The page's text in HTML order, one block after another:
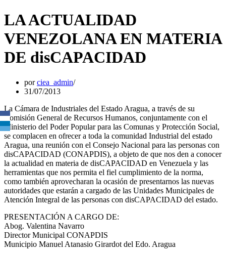
LA ACTUALIDAD
VENEZOLANA EN MATERIA
DE disCAPACIDAD
porciea_admin
31/07/2013
La Cámara de Industriales del Estado Aragua, a través de su
Comisión General de Recursos Humanos, conjuntamente con el
Ministerio del Poder Popular para las Comunas y Protección Social,
se complacen en ofrecer a toda la comunidad Industrial del estado
Aragua, una reunión con el Consejo Nacional para las personas con
disCAPACIDAD (CONAPDIS), a objeto de que nos den a conocer
la actualidad en materia de disCAPACIDAD en Venezuela y las
herramientas que nos permita el fiel cumplimiento de la norma,
como también aprovecharan la ocasión de presentarnos las nuevas
autoridades que estarán a cargado de las Unidades Municipales de
Atención Integral de las personas con disCAPACIDAD del estado.
PRESENTACIÓN A CARGO DE:
Abog. Valentina Navarro
Director Municipal CONAPDIS
Municipio Manuel Atanasio Girardot del Edo. Aragua